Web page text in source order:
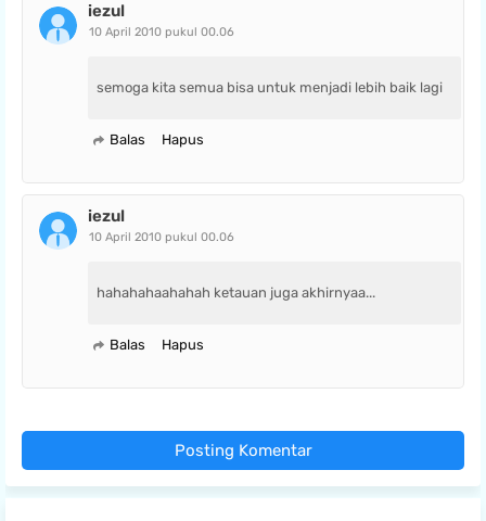
iezul
10 April 2010 pukul 00.06
semoga kita semua bisa untuk menjadi lebih baik lagi
Balas Hapus
iezul
10 April 2010 pukul 00.06
hahahahaahahah ketauan juga akhirnyaa...
Balas Hapus
Posting Komentar